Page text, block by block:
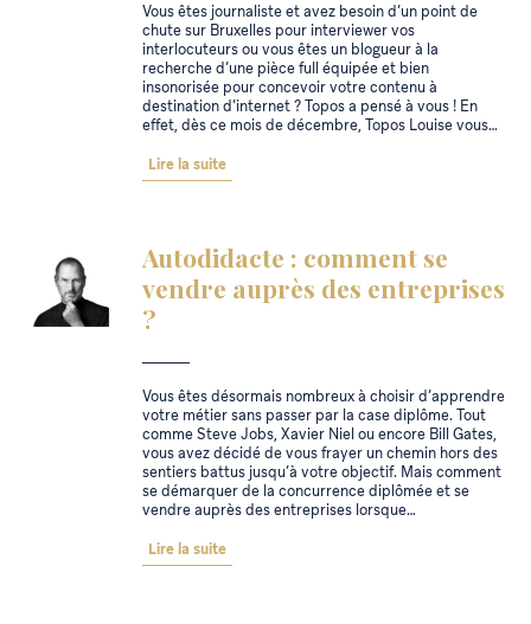
Vous êtes journaliste et avez besoin d’un point de
chute sur Bruxelles pour interviewer vos
interlocuteurs ou vous êtes un blogueur à la
recherche d’une pièce full équipée et bien
insonorisée pour concevoir votre contenu à
destination d’internet ? Topos a pensé à vous ! En
effet, dès ce mois de décembre, Topos Louise vous…
Lire la suite
Autodidacte : comment se
vendre auprès des entreprises
?
Vous êtes désormais nombreux à choisir d’apprendre
votre métier sans passer par la case diplôme. Tout
comme Steve Jobs, Xavier Niel ou encore Bill Gates,
vous avez décidé de vous frayer un chemin hors des
sentiers battus jusqu’à votre objectif. Mais comment
se démarquer de la concurrence diplômée et se
vendre auprès des entreprises lorsque…
Lire la suite